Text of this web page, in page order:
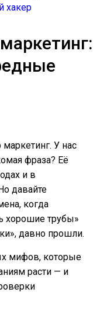
хакер
У нас
фраза? Её
и в
давайте
когда
хорошие трубы»
давно прошли.
мифов, которые
расти — и